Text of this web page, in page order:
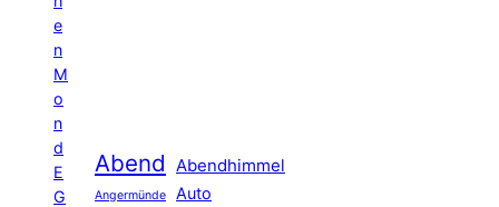
e
n
M
o
n
d
E
G
Abend Abendhimmel
Angermünde Auto